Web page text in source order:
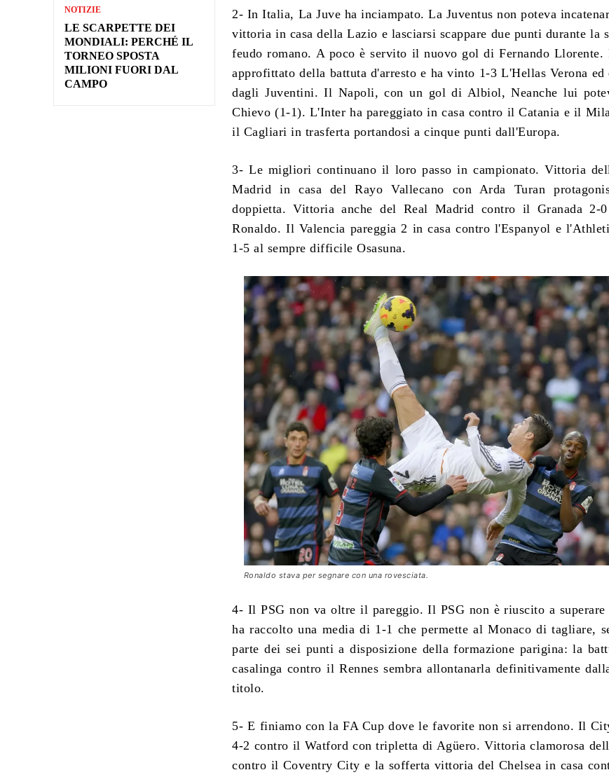
NOTIZIE
LE SCARPETTE DEI
MONDIALI: PERCHÉ IL
TORNEO SPOSTA
MILIONI FUORI DAL
CAMPO
2- In Italia, La Juve ha inciampato. La Juventus non poteva
vittoria in casa della Lazio e lasciarsi scappare due punti durante la
feudo romano. A poco è servito il nuovo gol di Fernando Llorente.
approfittato della battuta d'arresto e ha vinto 1-3 L'Hellas Verona ed
dagli Juventini. Il Napoli, con un gol di Albiol, Neanche lui
Chievo (1-1). L'Inter ha pareggiato in casa contro il Catania e il
il Cagliari in trasferta portandosi a cinque punti dall'Europa.
3- Le migliori continuano il loro passo in campionato. Vittoria
Madrid in casa del Rayo Vallecano con Arda Turan
doppietta. Vittoria anche del Real Madrid contro il Granada 2-
Ronaldo. Il Valencia pareggia 2 in casa contro l'Espanyol e
1-5 al sempre difficile Osasuna.
Ronaldo stava per segnare con una rovesciata.
4- Il PSG non va oltre il pareggio. Il PSG non è riuscito a superare
ha raccolto una media di 1-1 che permette al Monaco di tagliare,
parte dei sei punti a disposizione della formazione parigina: la
casalinga contro il Rennes sembra allontanarla definitivamente
titolo.
5- E finiamo con la FA Cup dove le favorite non si arrendono. Il
4-2 contro il Watford con tripletta di Agüero. Vittoria clamorosa
contro il Coventry City e la sofferta vittoria del Chelsea in casa